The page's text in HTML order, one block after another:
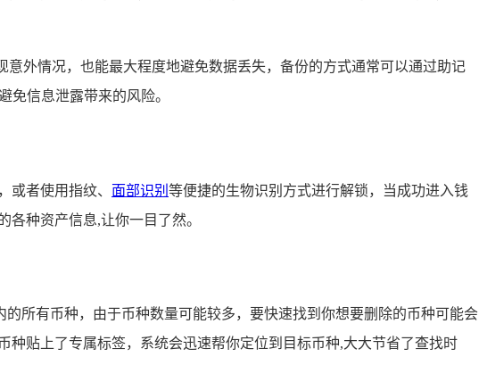
外情况，也能最大程度地避免数据丢失，备份的方式通常可以通过助记
免信息泄露带来的风险。
或者使用指纹、 面部识别 等便捷的生物识别方式进行解锁，当成功进入钱
种资产信息,让你一目了然。
所有币种，由于币种数量可能较多，要快速找到你想要删除的币种可能会
贴上了专属标签，系统会迅速帮你定位到目标币种,大大节省了查找时